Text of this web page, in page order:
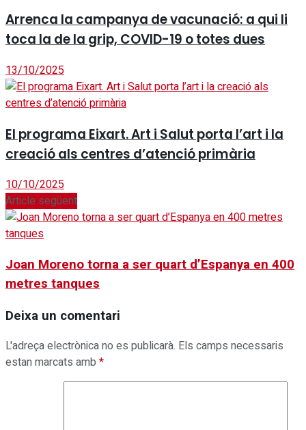
Arrenca la campanya de vacunació: a qui li
toca la de la grip, COVID-19 o totes dues
13/10/2025
El programa Eixart. Art i Salut porta l’art i la
creació als centres d’atenció primària
10/10/2025
Article següent
Joan Moreno torna a ser quart d’Espanya en 400
metres tanques
Deixa un comentari
L'adreça electrònica no es publicarà. Els camps necessaris
estan marcats amb *